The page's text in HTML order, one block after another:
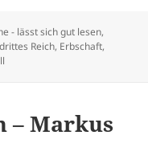
- lässt sich gut lesen,
Schlagwörter
drittes Reich, Erbschaft,
– Markus